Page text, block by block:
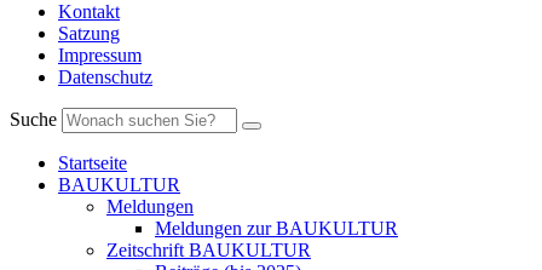
Kontakt
Satzung
Impressum
Datenschutz
Suche
Startseite
BAUKULTUR
Meldungen
Meldungen zur BAUKULTUR
Zeitschrift BAUKULTUR